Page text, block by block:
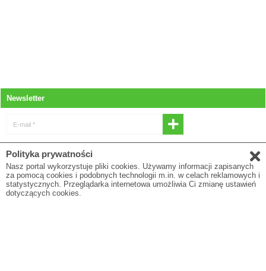
Newsletter
E-mail *
newslettera
E-mail
Polityka prywatności
Nasz portal wykorzystuje pliki cookies. Używamy informacji zapisanych
za pomocą cookies i podobnych technologii m.in. w celach reklamowych i
statystycznych. Przeglądarka internetowa umożliwia Ci zmianę ustawień
dotyczących cookies.